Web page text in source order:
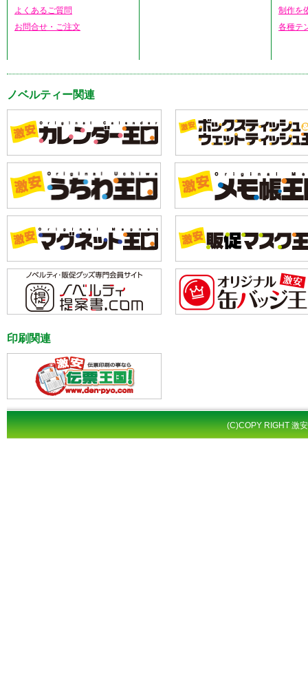
よくあるご質問
お問合せ・ご注文
制作を
各種テ
ノベルティー関連
印刷関連
(C)COPY RIGHT 激